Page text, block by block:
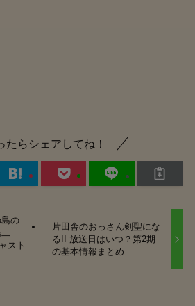
たらシェアしてね！
の
スト
片田舎のおっさん剣聖にな
るII 放送日はいつ？第2期
の基本情報まとめ